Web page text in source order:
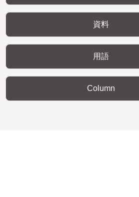
資料
用語
Column